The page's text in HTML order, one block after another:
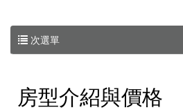
次選單
房型介紹與價格